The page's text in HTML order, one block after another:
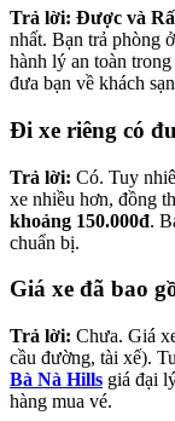
Trả lời: Được và
nhất. Bạn trả phòng
hành lý an toàn
đưa bạn về khách
Đi xe riêng có
Trả lời: Có. Tuy
xe nhiều hơn, đồng
khoảng 150.000đ.
chuẩn bị.
Giá xe đã bao
Trả lời: Chưa. Giá
cầu đường, tài xế).
Bà Nà Hills giá đại
hàng mua vé.